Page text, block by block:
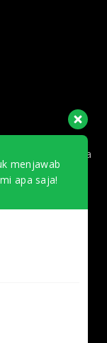
Kediri, Jawa
RT.1/RW.2,
Daerah
menjawab
apa saja!